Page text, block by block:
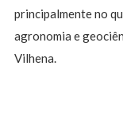
principalmente no
agronomia e
Vilhena.